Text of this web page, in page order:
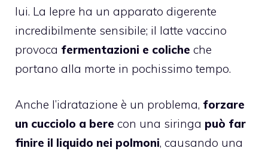
lui. La lepre ha un apparato digerente
incredibilmente sensibile; il latte vaccino
provoca fermentazioni e coliche che
portano alla morte in pochissimo tempo.
Anche l’idratazione è un problema, forzare
un cucciolo a bere con una siringa può far
finire il liquido nei polmoni, causando una